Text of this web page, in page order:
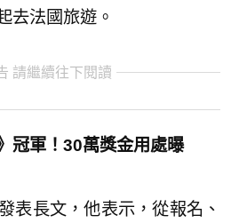
去法國旅遊。
請繼續往下閱讀
冠軍！30萬獎金用處曝
表長文，他表示，從報名、